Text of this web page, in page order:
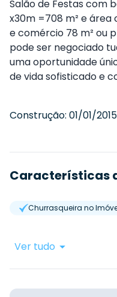
Salão de Festas com
x30m =708 m² e área
e comércio 78 m² ou
pode ser negociado
uma oportunidade
de vida sofisticado e
Construção: 01/01/2015
Características
Churrasqueira no
Ver tudo